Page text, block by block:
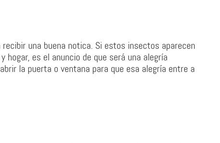
una buena notica. Si estos insectos aparecen
es el anuncio de que será una alegría
la puerta o ventana para que esa alegría entre a